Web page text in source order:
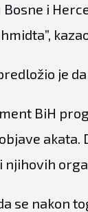
Bosne i
je
BiH
akata.
njihovih
se nakon